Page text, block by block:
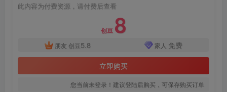
此内容为付费资源，请付费后查看
创豆 8
朋友 创豆 5.8 家人 免费
立即购买
您当前未登录！建议登陆后购买，可保存购买订单